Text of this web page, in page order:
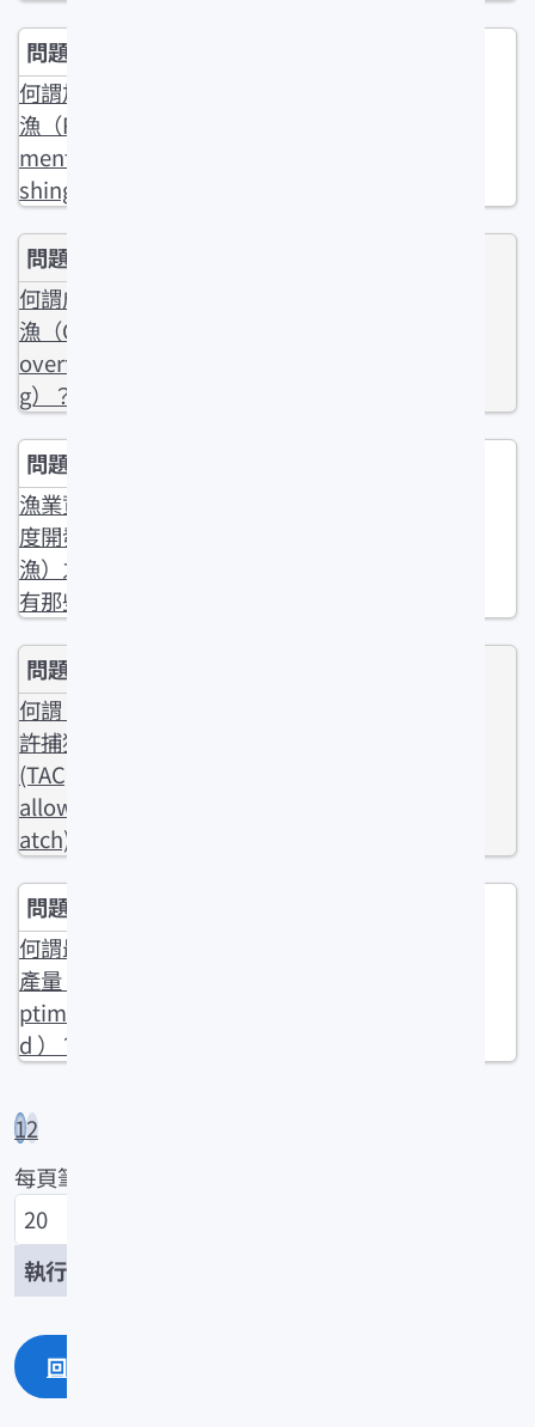
何謂加入過
漁（Recruit
ment overfi
shing）？
何謂成長過
漁（Growth
overfishin
g）？
漁業資源過
度開發（過
漁）之徵兆
有那些？
何謂「總容
許捕獲量」
(TAC, Total
allowable c
atch)？
何謂最適生
產量（OY, O
ptimum Yiel
d ）？
12
每頁筆數
回上一頁